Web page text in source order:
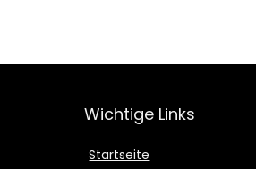
Wichtige Links
Startseite